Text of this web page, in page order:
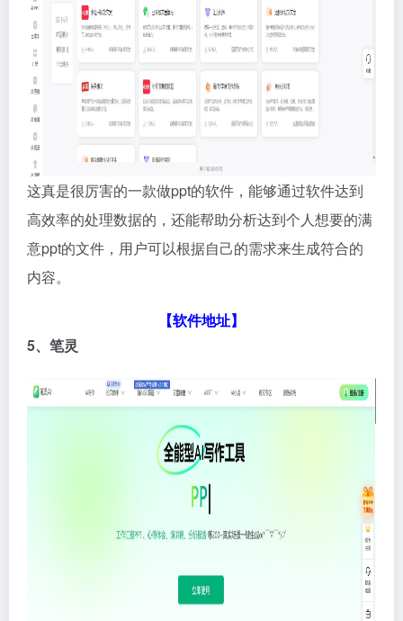
这真是很厉害的一款做ppt的软件，能够通过软件达到
高效率的处理数据的，还能帮助分析达到个人想要的满
意ppt的文件，用户可以根据自己的需求来生成符合的
内容。
【软件地址】
5、笔灵